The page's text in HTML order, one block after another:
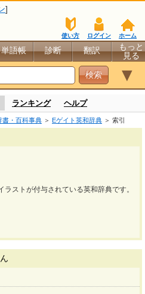
]
ホーム
ログイン
使い方
単語帳 診断 翻訳
もっと
見る
▼
ランキング ヘルプ
書・百科事典 ＞ Eゲイト英和辞典 ＞ 索引
ストが付与されている英和辞典です。